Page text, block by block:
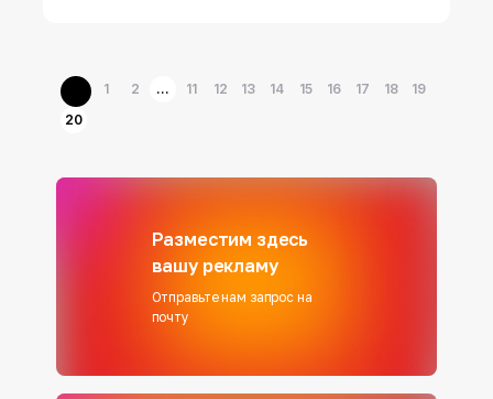
1 2 ... 11 12 13 14 15 16 17 18
19
20
Разместим здесь
вашу рекламу
Отправьте нам запрос на
почту